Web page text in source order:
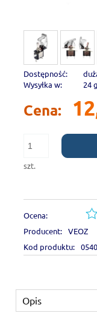
Dostępność:
Wysyłka w:
24
Cena:
szt.
Ocena:
Producent: VEOZ
Kod produktu:
Opis